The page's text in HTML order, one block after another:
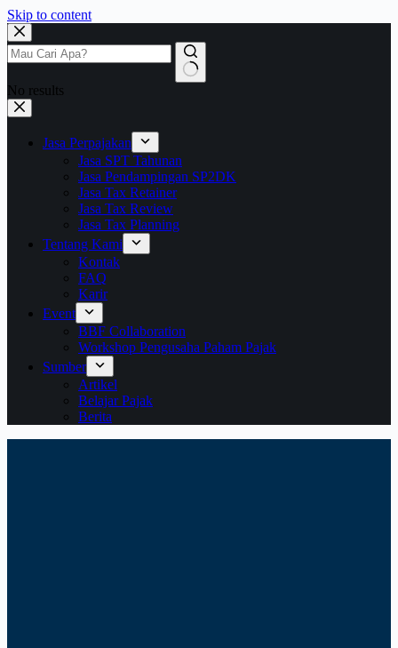
Skip to content
No results
Jasa Perpajakan
Jasa SPT Tahunan
Jasa Pendampingan SP2DK
Jasa Tax Retainer
Jasa Tax Review
Jasa Tax Planning
Tentang Kami
Kontak
FAQ
Karir
Event
BBF Collaboration
Workshop Pengusaha Paham Pajak
Sumber
Artikel
Belajar Pajak
Berita